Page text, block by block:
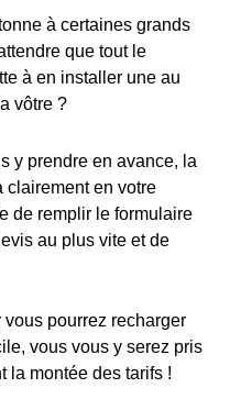
à certaines grands
que tout le
à en installer une au
vôtre ?
y prendre en avance, la
clairement en votre
de remplir le formulaire
au plus vite et de
vous pourrez recharger
vous vous y serez pris
la montée des tarifs !